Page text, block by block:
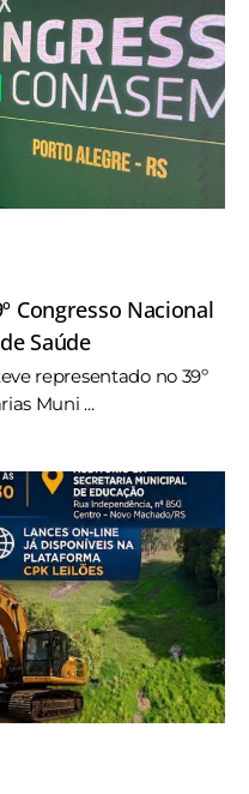
Congresso Nacional
Saúde
representado no 39º
Muni ...